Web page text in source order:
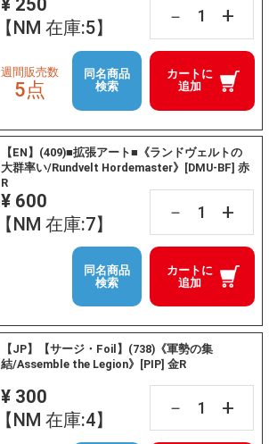
¥ 250
【NM 在庫:5】
－ +
カートに
追加
週間販売数
5点
同名商品
検索
【EN】(409)■拡張アート■《ランドヴェルトの
大群率い/Rundvelt Hordemaster》[DMU-BF] 赤
R
¥ 600
【NM 在庫:7】
－ +
カートに
追加
同名商品
検索
【JP】【サージ・Foil】(738)《軍勢の集
結/Assemble the Legion》[PIP] 金R
¥ 300
【NM 在庫:4】
－ +